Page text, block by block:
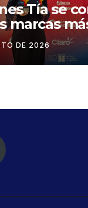
Tía se
marcas
del
DE 2026